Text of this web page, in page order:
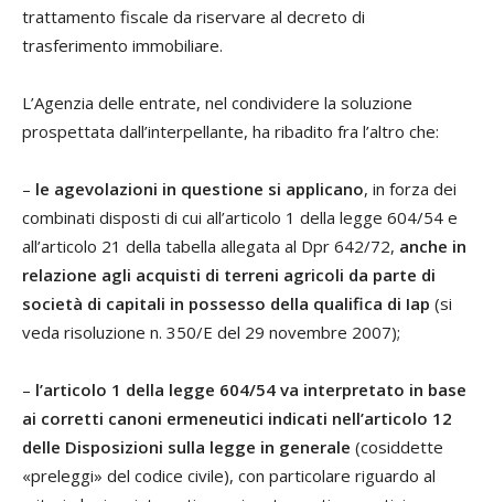
trattamento fiscale da riservare al decreto di
trasferimento immobiliare.
L’Agenzia delle entrate, nel condividere la soluzione
prospettata dall’interpellante, ha ribadito fra l’altro che:
– le agevolazioni in questione si applicano, in forza dei
combinati disposti di cui all’articolo 1 della legge 604/54 e
all’articolo 21 della tabella allegata al Dpr 642/72, anche in
relazione agli acquisti di terreni agricoli da parte di
società di capitali in possesso della qualifica di Iap (si
veda risoluzione n. 350/E del 29 novembre 2007);
– l’articolo 1 della legge 604/54 va interpretato in base
ai corretti canoni ermeneutici indicati nell’articolo 12
delle Disposizioni sulla legge in generale (cosiddette
«preleggi» del codice civile), con particolare riguardo al